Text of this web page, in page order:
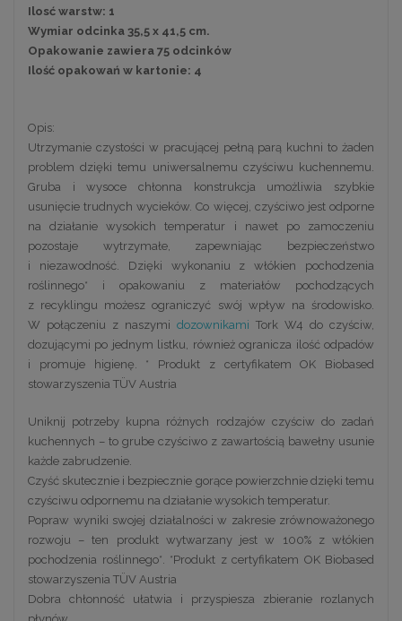
Ilosć warstw: 1
Wymiar odcinka 35,5 x 41,5 cm.
Opakowanie zawiera 75 odcinków
Ilość opakowań w kartonie: 4
Opis:
Utrzymanie czystości w pracującej pełną parą kuchni to żaden
problem dzięki temu uniwersalnemu czyściwu kuchennemu.
Gruba i wysoce chłonna konstrukcja umożliwia szybkie
usunięcie trudnych wycieków. Co więcej, czyściwo jest odporne
na działanie wysokich temperatur i nawet po zamoczeniu
pozostaje wytrzymałe, zapewniając bezpieczeństwo
i niezawodność. Dzięki wykonaniu z włókien pochodzenia
roślinnego* i opakowaniu z materiałów pochodzących
z recyklingu możesz ograniczyć swój wpływ na środowisko.
W połączeniu z naszymi dozownikami Tork W4 do czyściw,
dozującymi po jednym listku, również ogranicza ilość odpadów
i promuje higienę. * Produkt z certyfikatem OK Biobased
stowarzyszenia TÜV Austria
Uniknij potrzeby kupna różnych rodzajów czyściw do zadań
kuchennych – to grube czyściwo z zawartością bawełny usunie
każde zabrudzenie.
Czyść skutecznie i bezpiecznie gorące powierzchnie dzięki temu
czyściwu odpornemu na działanie wysokich temperatur.
Popraw wyniki swojej działalności w zakresie zrównoważonego
rozwoju – ten produkt wytwarzany jest w 100% z włókien
pochodzenia roślinnego*. *Produkt z certyfikatem OK Biobased
stowarzyszenia TÜV Austria
Dobra chłonność ułatwia i przyspiesza zbieranie rozlanych